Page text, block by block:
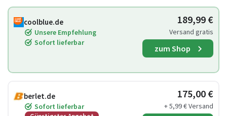
coolblue.de
Unsere Empfehlung
Sofort lieferbar
189,99 €
Versand gratis
zum Shop
berlet.de
Sofort lieferbar
175,00 €
+ 5,99 € Versand